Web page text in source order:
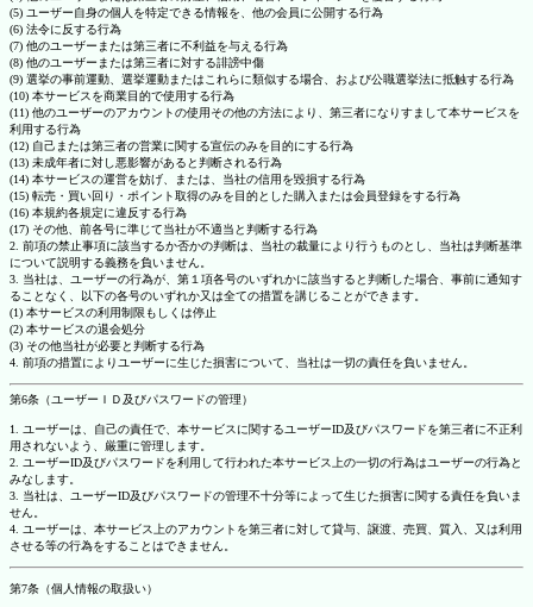
(5) ユーザー自身の個人を特定できる情報を、他の会員に公開する行為
(6) 法令に反する行為
(7) 他のユーザーまたは第三者に不利益を与える行為
(8) 他のユーザーまたは第三者に対する誹謗中傷
(9) 選挙の事前運動、選挙運動またはこれらに類似する場合、および公職選挙法に抵触する行為
(10) 本サービスを商業目的で使用する行為
(11) 他のユーザーのアカウントの使用その他の方法により、第三者になりすまして本サービスを
利用する行為
(12) 自己または第三者の営業に関する宣伝のみを目的にする行為
(13) 未成年者に対し悪影響があると判断される行為
(14) 本サービスの運営を妨げ、または、当社の信用を毀損する行為
(15) 転売・買い回り・ポイント取得のみを目的とした購入または会員登録をする行為
(16) 本規約各規定に違反する行為
(17) その他、前各号に準じて当社が不適当と判断する行為
2. 前項の禁止事項に該当するか否かの判断は、当社の裁量により行うものとし、当社は判断基準
について説明する義務を負いません。
3. 当社は、ユーザーの行為が、第１項各号のいずれかに該当すると判断した場合、事前に通知す
ることなく、以下の各号のいずれか又は全ての措置を講じることができます。
(1) 本サービスの利用制限もしくは停止
(2) 本サービスの退会処分
(3) その他当社が必要と判断する行為
4. 前項の措置によりユーザーに生じた損害について、当社は一切の責任を負いません。
第6条（ユーザーＩＤ及びパスワードの管理）
1. ユーザーは、自己の責任で、本サービスに関するユーザーID及びパスワードを第三者に不正利
用されないよう、厳重に管理します。
2. ユーザーID及びパスワードを利用して行われた本サービス上の一切の行為はユーザーの行為と
みなします。
3. 当社は、ユーザーID及びパスワードの管理不十分等によって生じた損害に関する責任を負いま
せん。
4. ユーザーは、本サービス上のアカウントを第三者に対して貸与、譲渡、売買、質入、又は利用
させる等の行為をすることはできません。
第7条（個人情報の取扱い）